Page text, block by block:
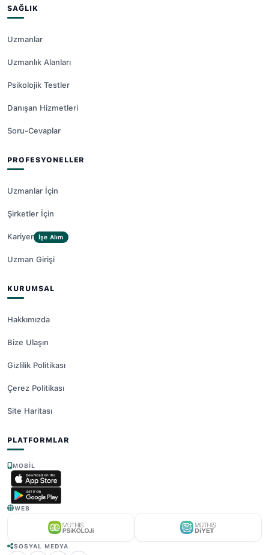
SAĞLIK
Uzmanlar
Uzmanlık Alanları
Psikolojik Testler
Danışan Hizmetleri
Soru-Cevaplar
PROFESYONELLER
Uzmanlar İçin
Şirketler İçin
Kariyer İşe Alım
Uzman Girişi
KURUMSAL
Hakkımızda
Bize Ulaşın
Gizlilik Politikası
Çerez Politikası
Site Haritası
PLATFORMLAR
MOBIL
WEB
SOSYAL MEDYA